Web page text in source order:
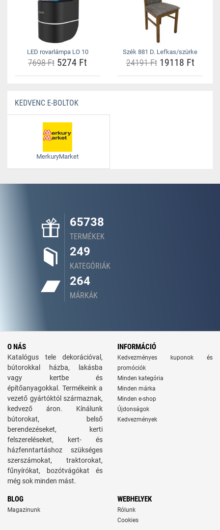
LED rovarlámpa LO 10
7698 Ft 5274 Ft
Szék 881 D. Lefkas/szürke
24191 Ft19118 Ft
KEDVENC E-BOLTOK
MerkuryMarket
65738
TERMÉKEK
249
KATEGÓRIÁK
264
MÁRKÁK
O NÁS
Katalógus tele dekorációval,
bútorokkal házba, lakásba
vagy kertbe és
építőanyagokkal. Termékeink a
vezető gyártóktól származnak,
kedvező áron. Kínálunk
bútorokat, belső
berendezéseket, kerti
felszereléseket, kert- és
házfenntartáshoz szükséges
szerszámokat, traktorokat,
fűnyírókat, bozótvágókat és
még sok minden mást.
INFORMÁCIÓ
Kedvezményes kuponok és
promóciók
Minden kategória
Minden márka
Minden e-shop
Újdonságok
Kedvezmények
BLOG
Magazinunk
WEBHELYEK
Rólunk
Cookies